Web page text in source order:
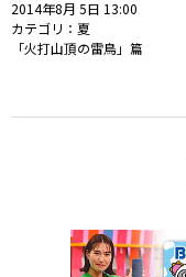
2014年8月 5日 13:00
カテゴリ：夏
「火打山頂の雷鳥」篇